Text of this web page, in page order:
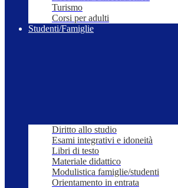
Turismo
Corsi per adulti
Studenti/Famiglie
Diritto allo studio
Esami integrativi e idoneità
Libri di testo
Materiale didattico
Modulistica famiglie/studenti
Orientamento in entrata